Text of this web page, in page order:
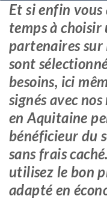
Et si enfin
temps à choisir
partenaires sur
sont
besoins, ici
signés avec
en Aquitaine
bénéficieur du
sans frais
utilisez le bon
adapté en